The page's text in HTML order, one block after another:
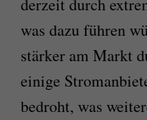
derzeit durch
was dazu führen
stärker am Markt
einige
bedroht, was